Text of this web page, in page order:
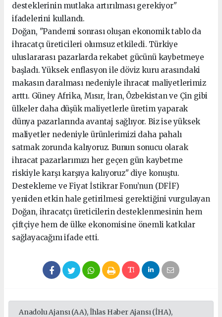
desteklerinin mutlaka artırılması gerekiyor"
ifadelerini kullandı.
Doğan, "Pandemi sonrası oluşan ekonomik tablo da
ihracatçı üreticileri olumsuz etkiledi. Türkiye
uluslararası pazarlarda rekabet gücünü kaybetmeye
başladı. Yüksek enflasyon ile döviz kuru arasındaki
makasın daralması nedeniyle ihracat maliyetlerimiz
arttı. Güney Afrika, Mısır, İran, Özbekistan ve Çin gibi
ülkeler daha düşük maliyetlerle üretim yaparak
dünya pazarlarında avantaj sağlıyor. Biz ise yüksek
maliyetler nedeniyle ürünlerimizi daha pahalı
satmak zorunda kalıyoruz. Bunun sonucu olarak
ihracat pazarlarımızı her geçen gün kaybetme
riskiyle karşı karşıya kalıyoruz" diye konuştu.
Destekleme ve Fiyat İstikrar Fonu’nun (DFİF)
yeniden etkin hale getirilmesi gerektiğini vurgulayan
Doğan, ihracatçı üreticilerin desteklenmesinin hem
çiftçiye hem de ülke ekonomisine önemli katkılar
sağlayacağını ifade etti.
Anadolu Ajansı (AA), İhlas Haber Ajansı (İHA),